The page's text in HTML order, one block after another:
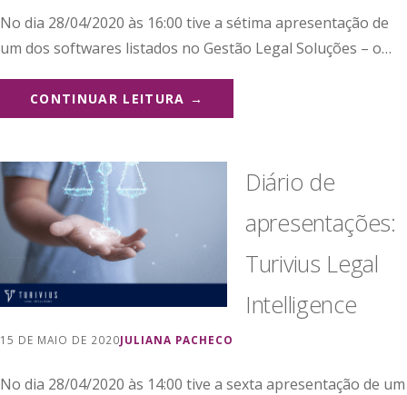
No dia 28/04/2020 às 16:00 tive a sétima apresentação de
um dos softwares listados no Gestão Legal Soluções – o…
CONTINUAR LEITURA →
Diário de
apresentações:
Turivius Legal
Intelligence
15 DE MAIO DE 2020JULIANA PACHECO
No dia 28/04/2020 às 14:00 tive a sexta apresentação de um